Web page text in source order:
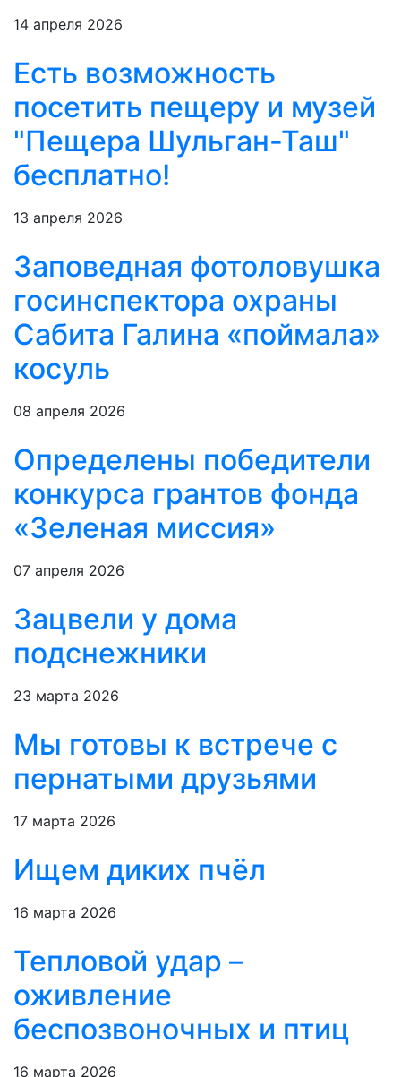
14 апреля 2026
Есть возможность
посетить пещеру и музей
"Пещера Шульган-Таш"
бесплатно!
13 апреля 2026
Заповедная фотоловушка
госинспектора охраны
Сабита Галина «поймала»
косуль
08 апреля 2026
Определены победители
конкурса грантов фонда
«Зеленая миссия»
07 апреля 2026
Зацвели у дома
подснежники
23 марта 2026
Мы готовы к встрече с
пернатыми друзьями
17 марта 2026
Ищем диких пчёл
16 марта 2026
Тепловой удар –
оживление
беспозвоночных и птиц
16 марта 2026